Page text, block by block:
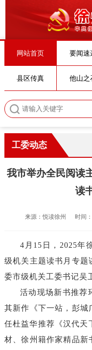
网站首页 要闻速
县区传真 他山之
工委动态
我市举办全民阅读
读
来源：悦读徐州 时间
4月15日，2025年
级机关主题读书月专题
委市级机关工委书记吴
活动现场新书推荐
其新作《下一站，彭城
任杜益华推荐《汉代天
材、徐州籍作家精品新